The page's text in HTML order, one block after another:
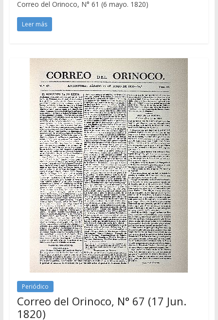
Correo del Orinoco, N° 61 (6 mayo. 1820)
Leer más
Periódico
Correo del Orinoco, N° 67 (17 Jun.
1820)